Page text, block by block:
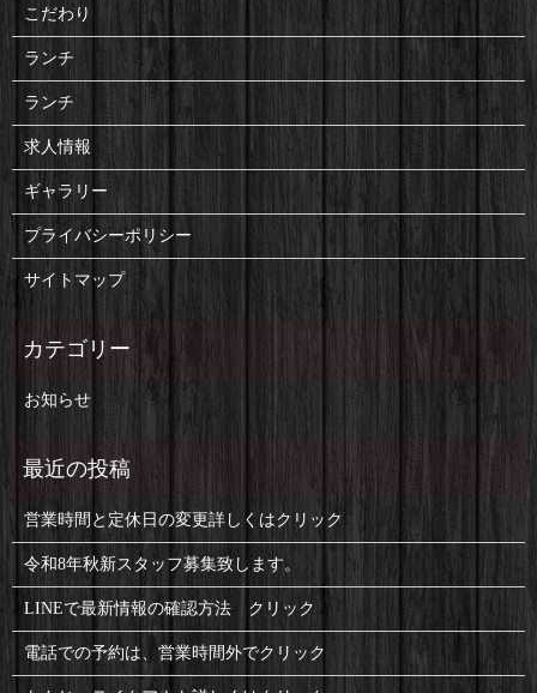
こだわり
ランチ
ランチ
求人情報
ギャラリー
プライバシーポリシー
サイトマップ
お知らせ
営業時間と定休日の変更詳しくはクリック
令和8年秋新スタッフ募集致します。
LINEで最新情報の確認方法 クリック
電話での予約は、営業時間外でクリック